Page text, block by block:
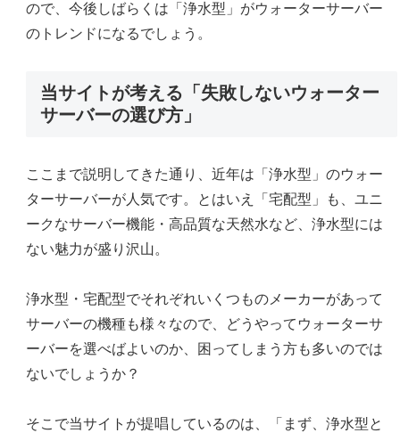
ので、今後しばらくは「浄水型」がウォーターサーバー
のトレンドになるでしょう。
当サイトが考える「失敗しないウォーター
サーバーの選び方」
ここまで説明してきた通り、近年は「浄水型」のウォー
ターサーバーが人気です。とはいえ「宅配型」も、ユニ
ークなサーバー機能・高品質な天然水など、浄水型には
ない魅力が盛り沢山。
浄水型・宅配型でそれぞれいくつものメーカーがあって
サーバーの機種も様々なので、どうやってウォーターサ
ーバーを選べばよいのか、困ってしまう方も多いのでは
ないでしょうか？
そこで当サイトが提唱しているのは、「まず、浄水型と